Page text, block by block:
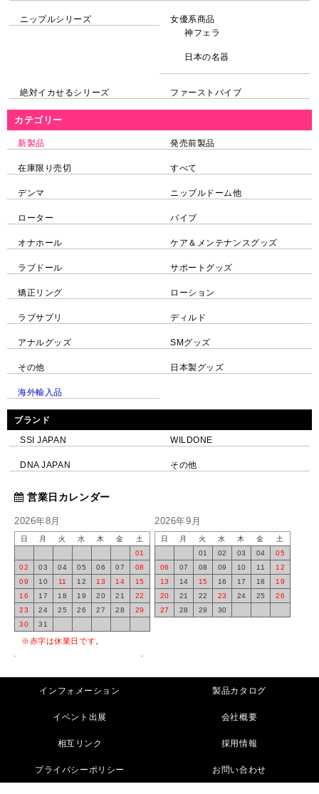
ニップルシリーズ
女優系商品
神フェラ
日本の名器
絶対イカせるシリーズ ファーストバイブ
カテゴリー
新製品 発売前製品
在庫限り売切 すべて
デンマ ニップルドーム他
ローター バイブ
オナホール ケア＆メンテナンスグッズ
ラブドール サポートグッズ
矯正リング ローション
ラブサプリ ディルド
アナルグッズ SMグッズ
その他 日本製グッズ
海外輸入品
ブランド
SSI JAPAN WILDONE
DNA JAPAN その他
営業日カレンダー
2026年8月
日 月 火 水 木 金
土
01
02
03 04 05 06 07
08
09
10 11 12 13 14
15
16
17 18 19 20 21
22
23
24 25 26 27 28
29
30
31
2026年9月
日 月 火 水 木 金
土
01
02 03 04
05
06
07 08 09 10 11
12
13
14 15 16 17 18
19
20
21 22 23 24 25
26
27
28 29 30
※赤字は休業日です。
インフォメーション 製品カタログ
イベント出展 会社概要
相互リンク 採用情報
プライバシーポリシー お問い合わせ